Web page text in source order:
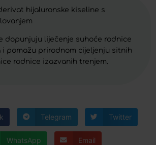
hijaluronske kiseline s
dopunjuju liječenje suhoće rodnice
i pomažu prirodnom cijeljenju sitnih
rodnice izazvanih trenjem.
Telegram Twitter
WhatsApp Email